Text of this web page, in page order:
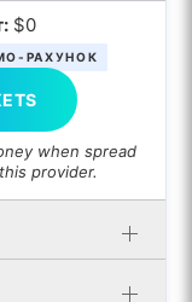
$0
РАХУНОК
when spread
provider.